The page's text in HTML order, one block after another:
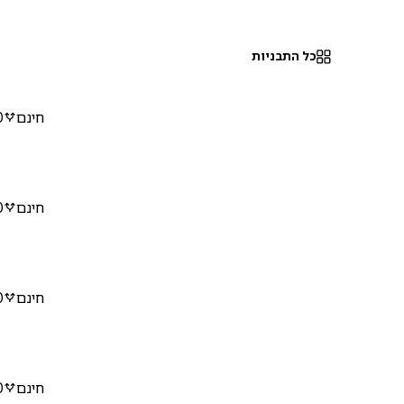
כל התבניות
חינם
חינם
חינם
חינם